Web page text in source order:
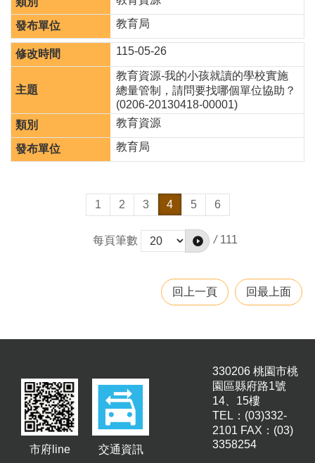
教育局
115-05-26
教育資源-我的小孩就讀的學校實施
總量管制，請問要找哪個單位協助？
(0206-20130418-00001)
教育資源
教育局
1 2 3 4 5 6
每頁筆數 / 111
回上一頁 回最上面
市府line 交通資訊
330206 桃園市桃
園區縣府路1號
14、15樓
TEL：(03)332-
2101 FAX：(03)
3358254